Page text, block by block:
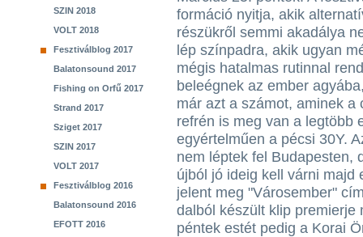
SZIN 2018
VOLT 2018
Fesztiválblog 2017
Balatonsound 2017
Fishing on Orfű 2017
Strand 2017
Sziget 2017
SZIN 2017
VOLT 2017
Fesztiválblog 2016
Balatonsound 2016
EFOTT 2016
formáció nyitja, akik
részükről semmi akadálya
lép színpadra, akik ugyan
mégis hatalmas rutinnal
beleégnek az ember
már azt a számot, aminek
refrén is meg van a legtöbb
egyértelműen a pécsi 30Y.
nem léptek fel Budapesten,
újból jó ideig kell várni majd
jelent meg "Városember"
dalból készült klip premierje
péntek estét pedig a Korai